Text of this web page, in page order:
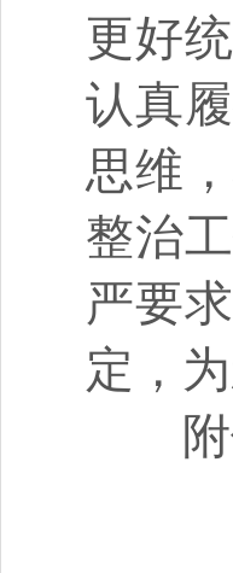
更好
认真
思维
整治
严要
定，